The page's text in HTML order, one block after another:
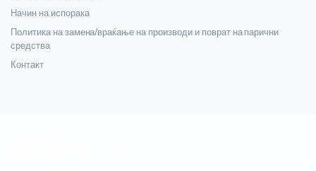
Начин на испорака
Политика на замена/враќање на производи и поврат на парични
средства
Контакт